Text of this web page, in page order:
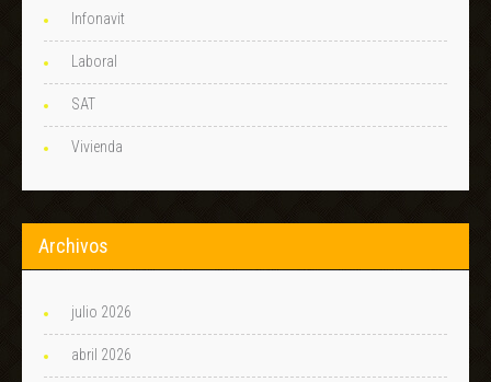
Infonavit
Laboral
SAT
Vivienda
Archivos
julio 2026
abril 2026